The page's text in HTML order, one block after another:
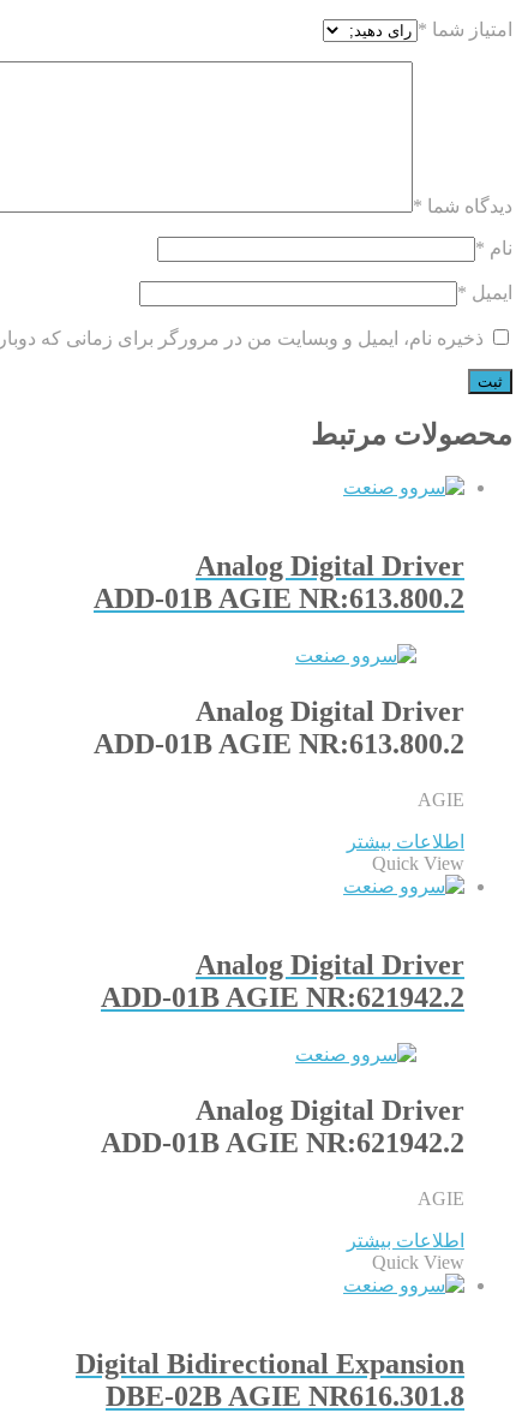
امتیاز شما *
دیدگاه شما *
نام *
ایمیل *
ذخیره نام، ایمیل و وبسایت من در مرورگر برای زمانی که
محصولات مرتبط
Analog Digital Driver
ADD-01B AGIE NR:613.800.2
Analog Digital Driver
ADD-01B AGIE NR:613.800.2
AGIE
اطلاعات بیشتر
Quick View
Analog Digital Driver
ADD-01B AGIE NR:621942.2
Analog Digital Driver
ADD-01B AGIE NR:621942.2
AGIE
اطلاعات بیشتر
Quick View
Digital Bidirectional Expansion
DBE-02B AGIE NR616.301.8